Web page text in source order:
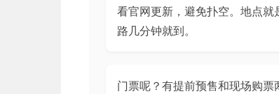
看官网更新，避免扑空。地点
路几分钟就到。
门票呢？有提前预售和现场购